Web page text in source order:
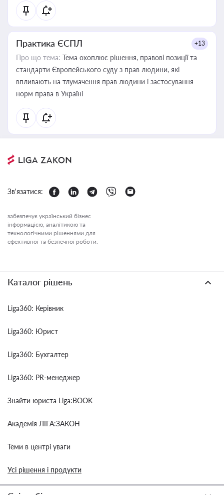
Практика ЄСПЛ +13
Про що тема: Тема охоплює рішення, правові позиції та
стандарти Європейського суду з прав людини, які
впливають на тлумачення прав людини і застосування
норм права в Україні
Зв'язатися:
забезпечує український бізнес
інформацією, аналітикою та
технологічними рішеннями для
ефективної та безпечної роботи.
Каталог рішень
Liga360: Керівник
Liga360: Юрист
Liga360: Бухгалтер
Liga360: PR-менеджер
Знайти юриста Liga:BOOK
Академія ЛІГА:ЗАКОН
Теми в центрі уваги
Усі рішення і продукти